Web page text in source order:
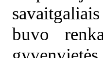
buvo